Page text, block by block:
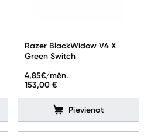
Razer BlackWidow V4 X
Green Switch
153,00 €
4,85€/mēn.
Pievienot